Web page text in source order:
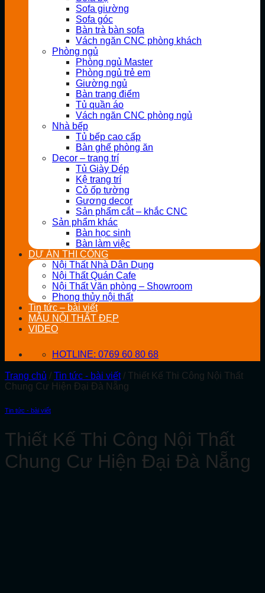
Sofa giường
Sofa góc
Bàn trà bàn sofa
Vách ngăn CNC phòng khách
Phòng ngủ
Phòng ngủ Master
Phòng ngủ trẻ em
Giường ngủ
Bàn trang điểm
Tủ quần áo
Vách ngăn CNC phòng ngủ
Nhà bếp
Tủ bếp cao cấp
Bàn ghế phòng ăn
Decor – trang trí
Tủ Giày Dép
Kệ trang trí
Cỏ ốp tường
Gương decor
Sản phẩm cắt – khắc CNC
Sản phẩm khác
Bàn học sinh
Bàn làm việc
DỰ ÁN THI CÔNG
Nội Thất Nhà Dân Dụng
Nội Thất Quán Cafe
Nội Thất Văn phòng – Showroom
Phong thủy nội thất
Tin tức – bài viết
MẪU NỘI THẤT ĐẸP
VIDEO
HOTLINE: 0769 60 80 68
Trang chủ / Tin tức - bài viết / Thiết Kế Thi Công Nội Thất
Chung Cư Hiện Đại Đà Nẵng
Tin tức - bài viết
Thiết Kế Thi Công Nội Thất
Chung Cư Hiện Đại Đà Nẵng